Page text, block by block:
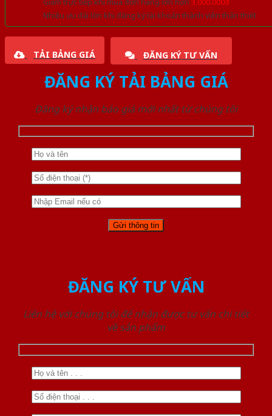
Nhiều ưu đãi lớn khi đăng ký tài khoản thành viên thân thiết
TẢI BẢNG GIÁ ĐĂNG KÝ TƯ VẤN
ĐĂNG KÝ TẢI BẢNG GIÁ
Đăng ký nhận báo giá mới nhất từ chúng tôi
ĐĂNG KÝ TƯ VẤN
Liên hệ với chúng tôi để nhận được tư vấn chi tiết
về sản phẩm